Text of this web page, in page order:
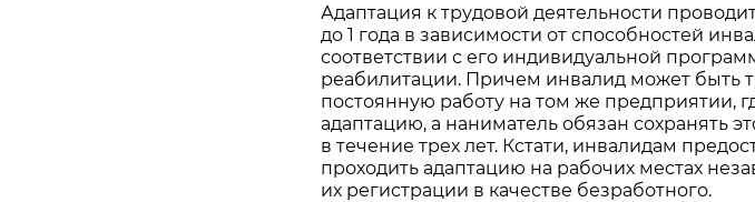
Адаптация к трудовой деятельности
до 1 года в зависимости от способностей
соответствии с его индивидуальной
реабилитации. Причем инвалид может быть
постоянную работу на том же предприятии,
адаптацию, а наниматель обязан сохранять
в течение трех лет. Кстати, инвалидам
проходить адаптацию на рабочих местах
их регистрации в качестве безработного.